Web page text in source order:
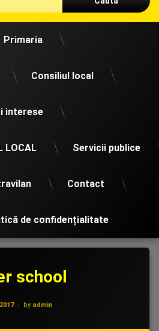
Primaria
Consiliul local
interese
LOCAL Servicii publice
Contact
de confidențialitate
school
by admin